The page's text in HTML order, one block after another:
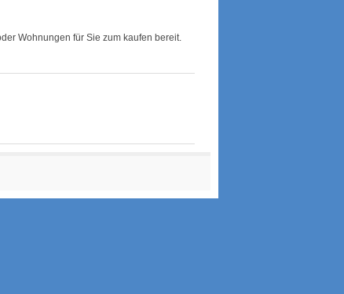
Wohnungen für Sie zum kaufen bereit.